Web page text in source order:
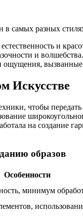
в самых разных
и
и волшебства.
вызванные
Искусстве
чтобы
на создание
образов
Особенности
минимум